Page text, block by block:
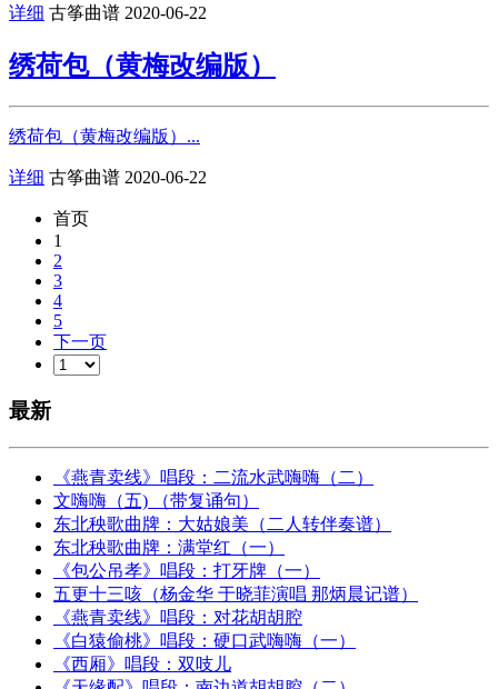
详细 古筝曲谱 2020-06-22
绣荷包（黄梅改编版）
绣荷包（黄梅改编版）...
详细 古筝曲谱 2020-06-22
首页
1
2
3
4
5
下一页
最新
《燕青卖线》唱段：二流水武嗨嗨（二）
文嗨嗨（五) （带复诵句）
东北秧歌曲牌：大姑娘美（二人转伴奏谱）
东北秧歌曲牌：满堂红（一）
《包公吊孝》唱段：打牙牌（一）
五更十三咳（杨金华 于晓菲演唱 那炳晨记谱）
《燕青卖线》唱段：对花胡胡腔
《白猿偷桃》唱段：硬口武嗨嗨（一）
《西厢》唱段：双吱儿